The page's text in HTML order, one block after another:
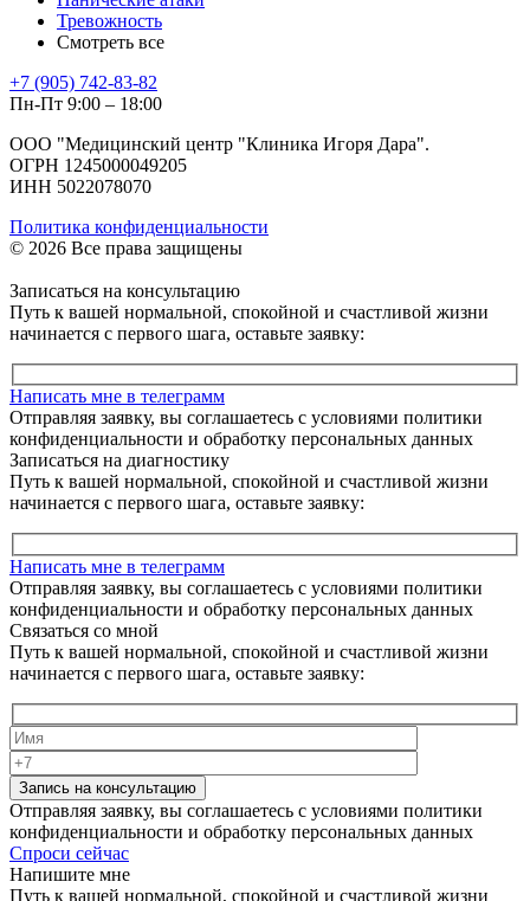
Тревожность
Смотреть все
+7 (905) 742-83-82
Пн-Пт 9:00 – 18:00
ООО "Медицинский центр "Клиника Игоря Дара".
ОГРН 1245000049205
ИНН 5022078070
Политика конфиденциальности
© 2026 Все права защищены
Записаться на консультацию
Путь к вашей нормальной, спокойной и счастливой жизни
начинается с первого шага, оставьте заявку:
Написать мне в телеграмм
Отправляя заявку, вы соглашаетесь с условиями политики
конфиденциальности и обработку персональных данных
Записаться на диагностику
Путь к вашей нормальной, спокойной и счастливой жизни
начинается с первого шага, оставьте заявку:
Написать мне в телеграмм
Отправляя заявку, вы соглашаетесь с условиями политики
конфиденциальности и обработку персональных данных
Связаться со мной
Путь к вашей нормальной, спокойной и счастливой жизни
начинается с первого шага, оставьте заявку:
Запись на консультацию
Отправляя заявку, вы соглашаетесь с условиями политики
конфиденциальности и обработку персональных данных
Спроси сейчас
Напишите мне
Путь к вашей нормальной, спокойной и счастливой жизни